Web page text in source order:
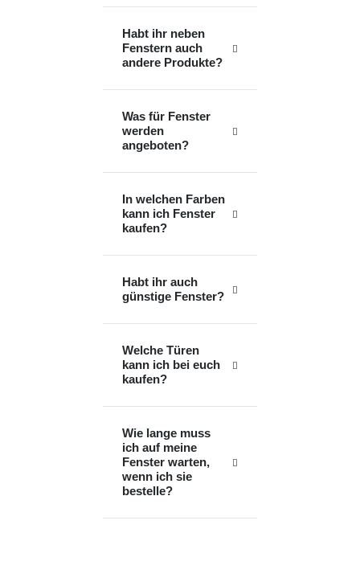
Habt ihr neben
Fenstern auch
andere Produkte?
Was für Fenster
werden
angeboten?
In welchen Farben
kann ich Fenster
kaufen?
Habt ihr auch
günstige Fenster?
Welche Türen
kann ich bei euch
kaufen?
Wie lange muss
ich auf meine
Fenster warten,
wenn ich sie
bestelle?